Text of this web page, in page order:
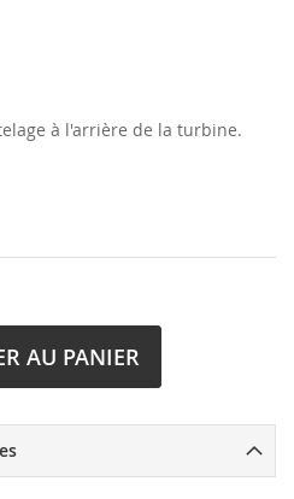
à l'arrière de la turbine.
AU PANIER